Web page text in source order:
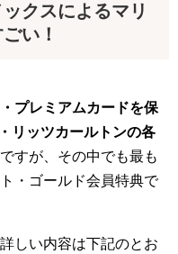
クスによるマリ
い！
プレミアムカードを保
リッツカールトンの各
すが、その中でも最も
・ゴールド会員特典で
しい内容は下記のとお